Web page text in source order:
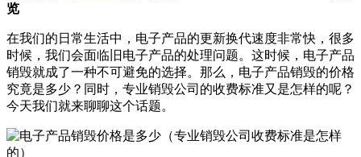
览
在我们的日常生活中，电子产品的更新换代速度非常快，很多
时候，我们会面临旧电子产品的处理问题。这时候，电子产品
销毁就成了一种不可避免的选择。那么，电子产品销毁的价格
究竟是多少？同时，专业销毁公司的收费标准又是怎样的呢？
今天我们就来聊聊这个话题。